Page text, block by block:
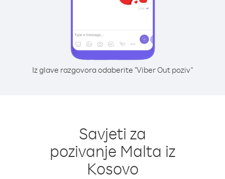
Iz glave razgovora odaberite "Viber Out poziv"
Savjeti za
pozivanje Malta iz
Kosovo